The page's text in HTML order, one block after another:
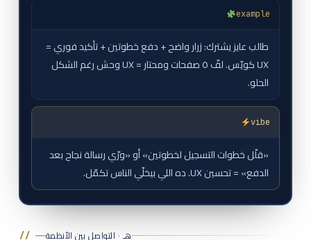
example
طالب عايز يشترك: زرار واضح + دفع خطوتين + تأكيد فوري =
UX كويّس. لفّ ٥ صفحات ومحتار = UX وحش رغم الشكل
الحلو.
vibe
«قلّل خطوات التسجيل لخطوتين» أو «ورّي رسالة نجاح بعد
الدفع» = تحسين UX. ده اللي بيخلّي الناس تكمّل.
// ──هـ · التواصل بين الأنظمة